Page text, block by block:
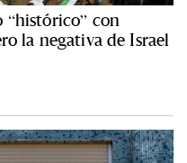
con
la negativa de Israel